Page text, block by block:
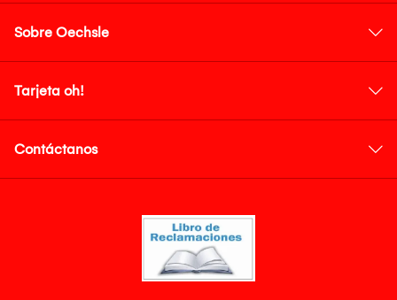
Sobre Oechsle
Tarjeta oh!
Contáctanos